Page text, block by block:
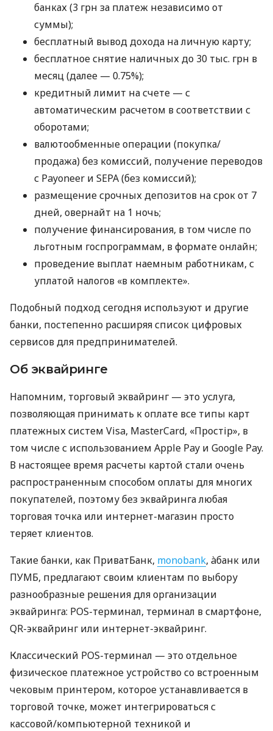
банках (3 грн за платеж независимо от
суммы);
бесплатный вывод дохода на личную карту;
бесплатное снятие наличных до 30 тыс. грн в
месяц (далее — 0.75%);
кредитный лимит на счете — с
автоматическим расчетом в соответствии с
оборотами;
валютообменные операции (покупка/
продажа) без комиссий, получение переводов
с Payoneer и SEPA (без комиссий);
размещение срочных депозитов на срок от 7
дней, овернайт на 1 ночь;
получение финансирования, в том числе по
льготным госпрограммам, в формате онлайн;
проведение выплат наемным работникам, с
уплатой налогов «в комплекте».
Подобный подход сегодня используют и другие
банки, постепенно расширяя список цифровых
сервисов для предпринимателей.
Об эквайринге
Напомним, торговый эквайринг — это услуга,
позволяющая принимать к оплате все типы карт
платежных систем Visa, MasterCard, «Простір», в
том числе с использованием Apple Pay и Google Pay.
В настоящее время расчеты картой стали очень
распространенным способом оплаты для многих
покупателей, поэтому без эквайринга любая
торговая точка или интернет-магазин просто
теряет клиентов.
Такие банки, как ПриватБанк, monobank, àбанк или
ПУМБ, предлагают своим клиентам по выбору
разнообразные решения для организации
эквайринга: POS-терминал, терминал в смартфоне,
QR-эквайринг или интернет-эквайринг.
Классический POS-терминал — это отдельное
физическое платежное устройство со встроенным
чековым принтером, которое устанавливается в
торговой точке, может интегрироваться с
кассовой/компьютерной техникой и